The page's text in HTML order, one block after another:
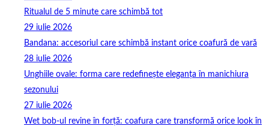
Ritualul de 5 minute care schimbă tot
29 iulie 2026
Bandana: accesoriul care schimbă instant orice coafură de vară
28 iulie 2026
Unghiile ovale: forma care redefinește eleganța în manichiura
sezonului
27 iulie 2026
Wet bob-ul revine în forță: coafura care transformă orice look în